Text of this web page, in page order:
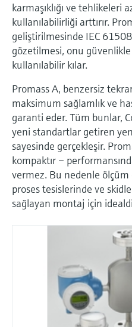
karmaşıklığı ve tehlikeleri
kullanılabilirliği arttırır.
geliştirilmesinde IEC
gözetilmesi, onu
kullanılabilir kılar.
Promass A, benzersiz
maksimum sağlamlık ve
garanti eder. Tüm bunlar,
yeni standartlar getiren
sayesinde gerçekleşir.
kompaktır –
vermez. Bu nedenle
proses tesislerinde ve
sağlayan montaj için